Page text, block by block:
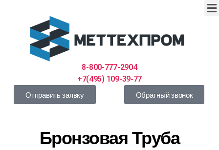
8-800-777-2904
+7(495) 109-39-77
Отправить заявку Обратный звонок
Бронзовая Труба